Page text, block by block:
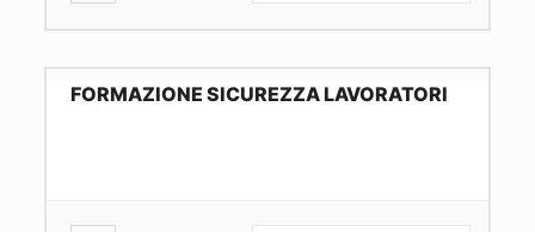
FORMAZIONE SICUREZZA LAVORATORI